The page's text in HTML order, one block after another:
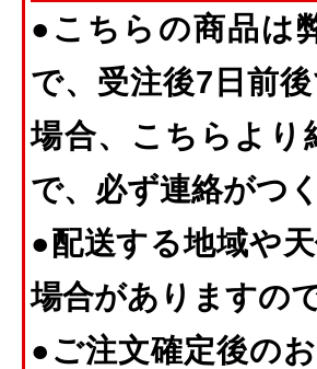
●こちらの商品は
で、受注後7日前
場合、こちらより
で、必ず連絡がつ
●配送する地域や
場合がありますの
●ご注文確定後の